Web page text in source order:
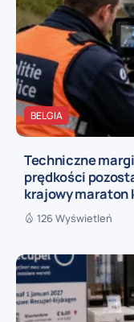
BELGIA
Techniczne
prędkości
krajowy maraton
126 Wyświetleń